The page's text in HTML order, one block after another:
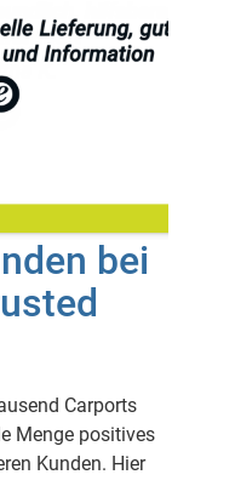
bei
Carports
Menge positives
Kunden. Hier